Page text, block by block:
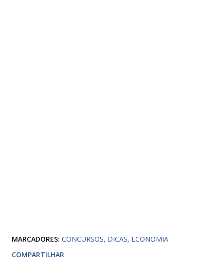
MARCADORES: CONCURSOS DICAS ECONOMIA
COMPARTILHAR